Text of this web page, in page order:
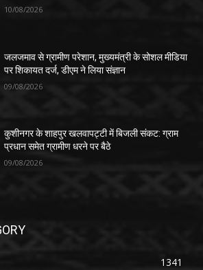
10/08/2026
जलजमाव से ग्रामीण परेशान, मुख्यमंत्री के सोशल मीडिया
पर शिकायत दर्ज, डीएम ने लिया संज्ञान
09/08/2026
कुशीनगर के शाहपुर खलवापट्टी में बिजली संकट: ग्राम
प्रधान समेत ग्रामीण धरने पर बैठे
09/08/2026
1341